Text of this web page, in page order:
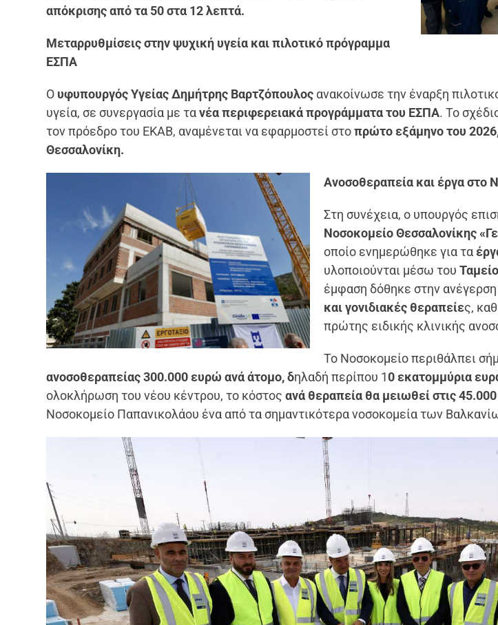
απόκρισης από τα 50 στα 12 λεπτά.
Μεταρρυθμίσεις στην ψυχική υγεία και πιλοτικό πρόγραμμα
ΕΣΠΑ
Ο υφυπουργός Υγείας Δημήτρης Βαρτζόπουλος ανακοίνωσε την έναρξη
υγεία, σε συνεργασία με τανέα περιφερειακά προγράμματα του ΕΣΠΑ. Το
τον πρόεδρο του ΕΚΑΒ, αναμένεται να εφαρμοστεί στοπρώτο εξάμηνο του
Θεσσαλονίκη.
Ανοσοθεραπεία και έργα στο
Στη συνέχεια, ο υπουργός
Νοσοκομείο Θεσσαλονίκης
οποίο ενημερώθηκε για τα
υλοποιούνται μέσω του
έμφαση δόθηκε στην
και γονιδιακές θεραπείες,
πρώτης ειδικής κλινικής
Το Νοσοκομείο περιθάλπει
ανοσοθεραπείας 300.000 ευρώ ανά άτομο, δηλαδή περίπου 10 εκατομμύρια
ολοκλήρωση του νέου κέντρου, το κόστοςανά θεραπεία θα μειωθεί στις
Νοσοκομείο Παπανικολάου ένα από τα σημαντικότερα νοσοκομεία των